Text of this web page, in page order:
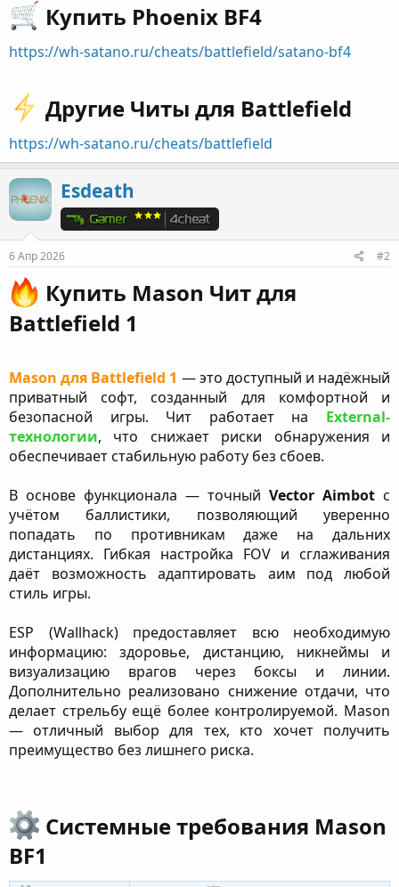
Купить Phoenix BF4​
https://wh-satano.ru/cheats/battlefield/satano-bf4
Другие Читы для Battlefield​
https://wh-satano.ru/cheats/battlefield
Esdeath
6 Апр 2026 #2
Купить Mason Чит для
Battlefield 1​
Mason для Battlefield 1 — это доступный и надёжный
приватный софт, созданный для комфортной и
безопасной игры. Чит работает на External-
технологии, что снижает риски обнаружения и
обеспечивает стабильную работу без сбоев.
В основе функционала — точный Vector Aimbot с
учётом баллистики, позволяющий уверенно
попадать по противникам даже на дальних
дистанциях. Гибкая настройка FOV и сглаживания
даёт возможность адаптировать аим под любой
стиль игры.
ESP (Wallhack) предоставляет всю необходимую
информацию: здоровье, дистанцию, никнеймы и
визуализацию врагов через боксы и линии.
Дополнительно реализовано снижение отдачи, что
делает стрельбу ещё более контролируемой. Mason
— отличный выбор для тех, кто хочет получить
преимущество без лишнего риска.
Системные требования Mason
BF1​